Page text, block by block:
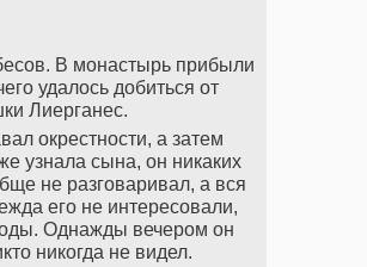
В монастырь прибыли
удалось добиться от
Лиерганес.
окрестности, а затем
узнала сына, он никаких
не разговаривал, а вся
его не интересовали,
Однажды вечером он
никогда не видел.